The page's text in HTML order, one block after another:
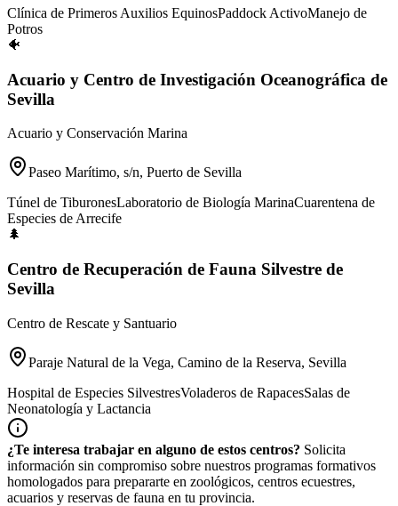
Clínica de Primeros Auxilios EquinosPaddock ActivoManejo de
Potros
🐠
Acuario y Centro de Investigación Oceanográfica de
Sevilla
Acuario y Conservación Marina
Paseo Marítimo, s/n, Puerto de Sevilla
Túnel de TiburonesLaboratorio de Biología MarinaCuarentena de
Especies de Arrecife
🌲
Centro de Recuperación de Fauna Silvestre de
Sevilla
Centro de Rescate y Santuario
Paraje Natural de la Vega, Camino de la Reserva, Sevilla
Hospital de Especies SilvestresVoladeros de RapacesSalas de
Neonatología y Lactancia
¿Te interesa trabajar en alguno de estos centros? Solicita
información sin compromiso sobre nuestros programas formativos
homologados para prepararte en zoológicos, centros ecuestres,
acuarios y reservas de fauna en tu provincia.